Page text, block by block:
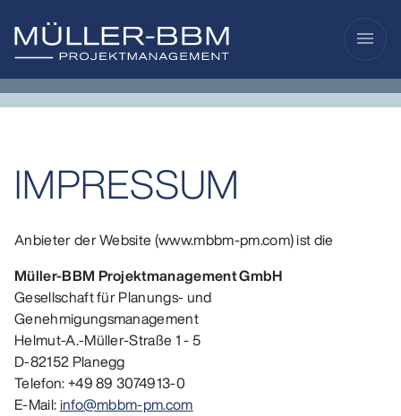
menu
IMPRESSUM
Anbieter der Website (www.mbbm-pm.com) ist die
Müller-BBM Projektmanagement GmbH
Gesellschaft für Planungs- und
Genehmigungsmanagement
Helmut-A.-Müller-Straße 1 - 5
D-82152 Planegg
Telefon: +49 89 3074913-0
E-Mail: info@mbbm-pm.com